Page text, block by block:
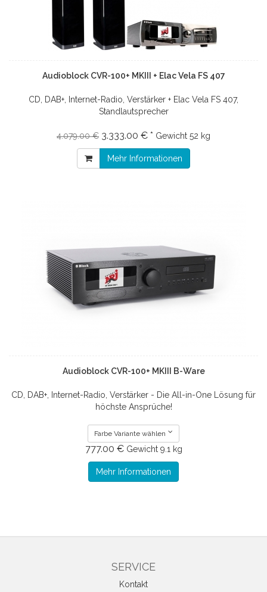
Audioblock CVR-100+ MKIII + Elac Vela FS 407
CD, DAB+, Internet-Radio, Verstärker + Elac Vela FS 407,
Standlautsprecher
4.079.00 € 3.333.00 € * Gewicht 52 kg
Mehr Informationen
Audioblock CVR-100+ MKIII B-Ware
CD, DAB+, Internet-Radio, Verstärker - Die All-in-One Lösung für
höchste Ansprüche!
Farbe Variante wählen
777.00 € Gewicht 9.1 kg
Mehr Informationen
SERVICE
Kontakt